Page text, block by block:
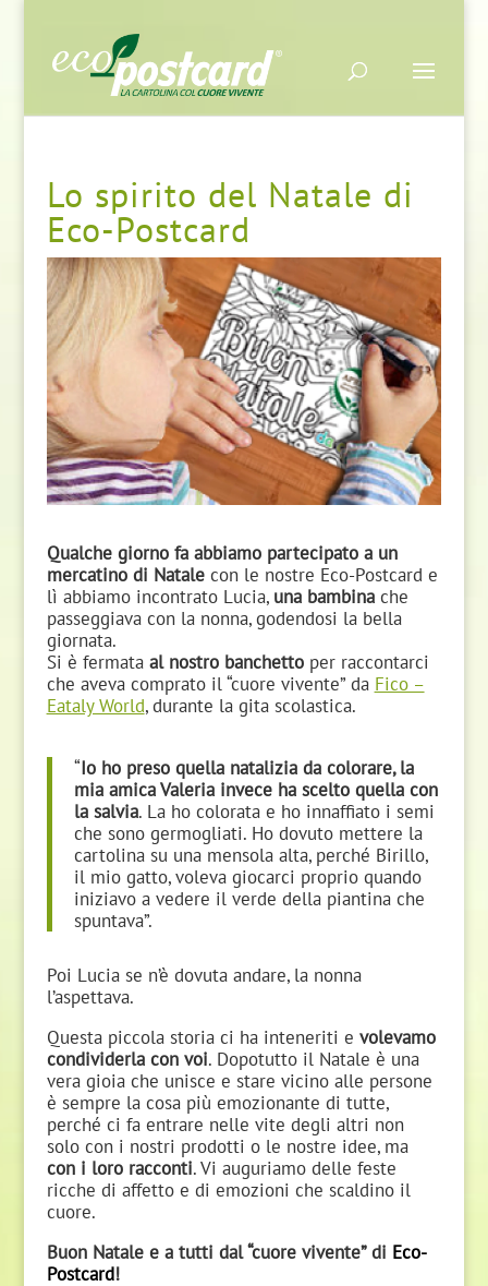
Lo spirito del Natale di
Eco-Postcard
Qualche giorno fa abbiamo partecipato a un
mercatino di Natalecon le nostre Eco-Postcard e
lì abbiamo incontrato Lucia, una bambinache
passeggiava con la nonna, godendosi la bella
giornata.
Si è fermata al nostro banchettoper raccontarci
che aveva comprato il “cuore vivente” da Fico –
Eataly World, durante la gita scolastica.
“Io ho preso quella natalizia da colorare, la
mia amica Valeria invece ha scelto quella con
la salvia. La ho colorata e ho innaffiato i semi
che sono germogliati. Ho dovuto mettere la
cartolina su una mensola alta, perché Birillo,
il mio gatto, voleva giocarci proprio quando
iniziavo a vedere il verde della piantina che
spuntava”.
Poi Lucia se n’è dovuta andare, la nonna
l’aspettava.
Questa piccola storia ci ha inteneriti e volevamo
condividerla con voi. Dopotutto il Natale è una
vera gioia che unisce e stare vicino alle persone
è sempre la cosa più emozionante di tutte,
perché ci fa entrare nelle vite degli altri non
solo con i nostri prodotti o le nostre idee, ma
con i loro racconti. Vi auguriamo delle feste
ricche di affetto e di emozioni che scaldino il
cuore.
Buon Natale e a tutti dal “cuore vivente” di Eco-
Postcard!